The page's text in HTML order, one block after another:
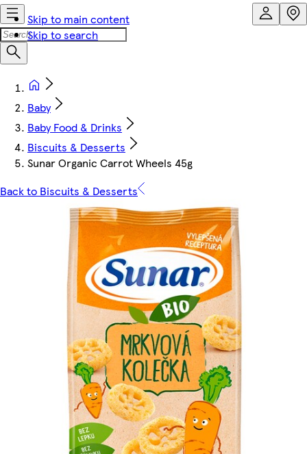
Skip to main content
Skip to search
Baby
Baby Food & Drinks
Biscuits & Desserts
Sunar Organic Carrot Wheels 45g
Back to Biscuits & Desserts